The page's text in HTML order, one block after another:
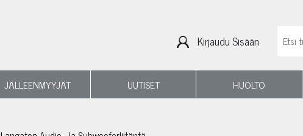
Kirjaudu Sisään
JÄLLEENMYYJÄT UUTISET HUOLTO